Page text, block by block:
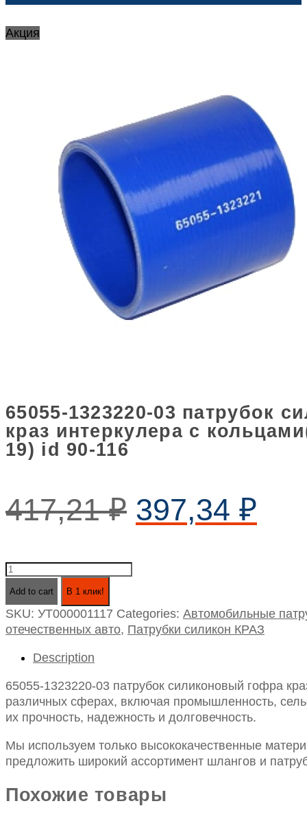
Акция
65055-1323220-03 патрубок
краз интеркулера с
19) id 90-116
417,21₽ 397,34 ₽
65055-
патрубок
силиконовый
краз
интеркулера
с
кольцами(liebherr
r984*двс
qsk-
19)
90-
116
Add to cart В 1 клик!
SKU: УТ000001117 Categories: Автомобильные
отечественных авто, Патрубки силикон КРАЗ
Description
65055-1323220-03 патрубок силиконовый гофра
различных сферах, включая промышленность,
их прочность, надежность и долговечность.
Мы используем только высококачественные
предложить широкий ассортимент шлангов и
Похожие товары